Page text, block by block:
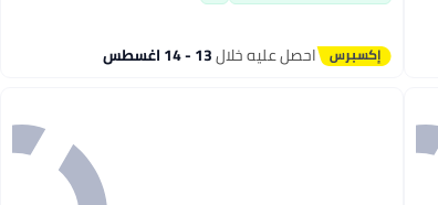
احصل عليه خلال13 - 14 اغسطس